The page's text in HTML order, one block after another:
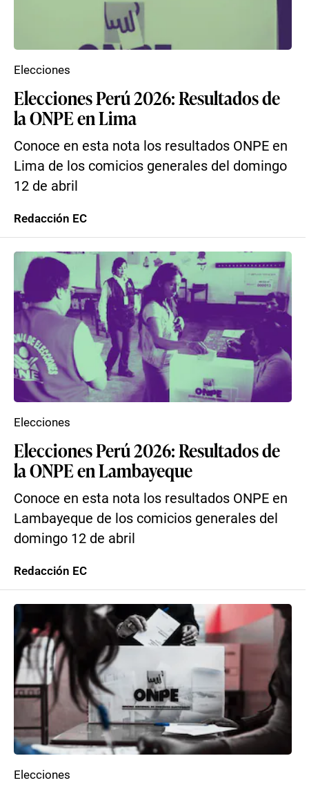
Elecciones Perú 2026: Resultados de
la ONPE en Lima
Conoce en esta nota los resultados ONPE en
Lima de los comicios generales del domingo
12 de abril
Elecciones
Redacción EC
Elecciones Perú 2026: Resultados de
la ONPE en Lambayeque
Conoce en esta nota los resultados ONPE en
Lambayeque de los comicios generales del
domingo 12 de abril
Elecciones
Redacción EC
Elecciones